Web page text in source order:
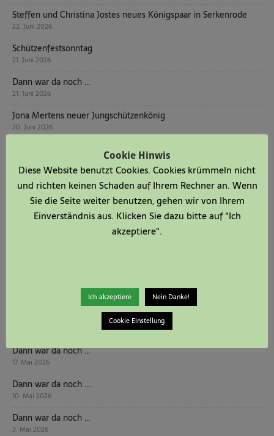
Steffen und Christina Jostes neues Königspaar in Serkenrode
22. Juni 2026
Schützenfestsonntag
21. Juni 2026
Dann war da noch …
21. Juni 2026
Jona Mertens neuer Jungschützenkönig
20. Juni 2026
Dann war da noch …
Schützenfest Serkenrode 20.06. – 22.06.2026
Friedensgebet in der Kapelle Fehrenbracht
Dann war da noch …
17. Mai 2026
Dann war da noch ….
10. Mai 2026
Dann war da noch …
3. Mai 2026
Cookie Hinwis
Diese Website benutzt Cookies. Cookies krümmeln nicht
und richten keinen Schaden auf Ihrem Rechner an. Wenn
Sie die Seite weiter benutzen, gehen wir von Ihrem
Einverständnis aus. Klicken Sie dazu bitte auf "Ich
akzeptiere".
Ich akzeptiere Nein Danke!
Cookie Einstellung